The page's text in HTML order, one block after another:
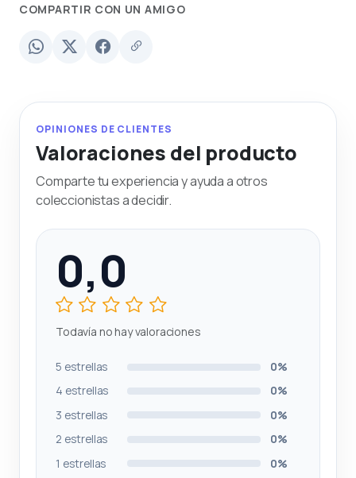
COMPARTIR CON UN AMIGO
OPINIONES DE CLIENTES
Valoraciones del producto
Comparte tu experiencia y ayuda a otros
coleccionistas a decidir.
0,0
Todavía no hay valoraciones
5 estrellas
0%
4 estrellas
0%
3 estrellas
0%
2 estrellas
0%
1 estrellas
0%